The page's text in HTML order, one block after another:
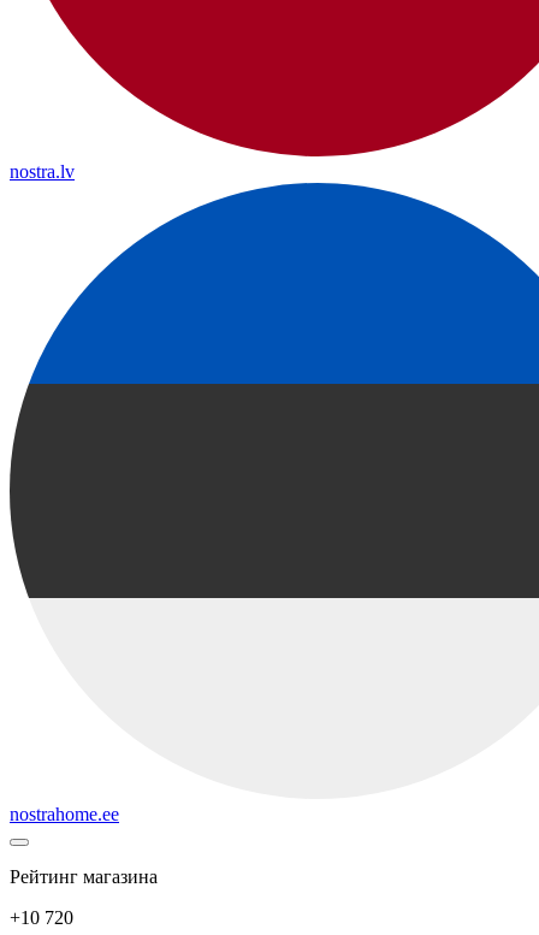
nostra.lv
nostrahome.ee
Рейтинг магазина
+10 720